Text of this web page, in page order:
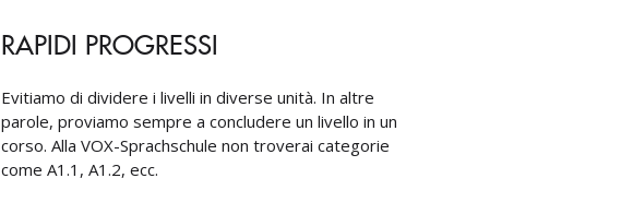
RAPIDI PROGRESSI
Evitiamo di dividere i livelli in diverse unità. In altre
parole, proviamo sempre a concludere un livello in un
corso. Alla VOX-Sprachschule non troverai categorie
come A1.1, A1.2, ecc.